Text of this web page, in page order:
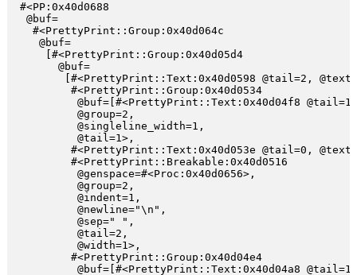
#<PP:0x40d0688
@buf=
  #<PrettyPrint::Group:0x40d064c
   @buf=
    [#<PrettyPrint::Group:0x40d05d4
      @buf=
[#<PrettyPrint::Text:0x40d0598 @tail=2,
        #<PrettyPrint::Group:0x40d0534
@buf=[#<PrettyPrint::Text:0x40d04f8
         @group=2,
         @singleline_width=1,
         @tail=1>,
#<PrettyPrint::Text:0x40d053e @tail=0,
        #<PrettyPrint::Breakable:0x40d0516
         @genspace=#<Proc:0x40d0656>,
         @group=2,
         @indent=1,
         @newline="\n",
         @sep=" ",
         @tail=2,
         @width=1>,
        #<PrettyPrint::Group:0x40d04e4
@buf=[#<PrettyPrint::Text:0x40d04a8